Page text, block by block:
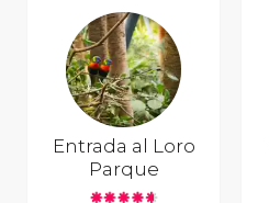
Entrada al Loro
Parque